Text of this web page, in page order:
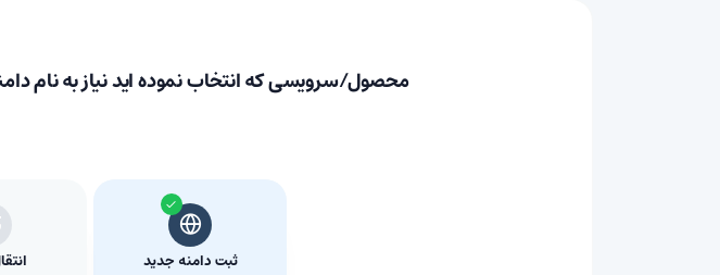
محصول/سرویسی که انتخاب نموده اید نیاز به نام
ثبت دامنه جدید